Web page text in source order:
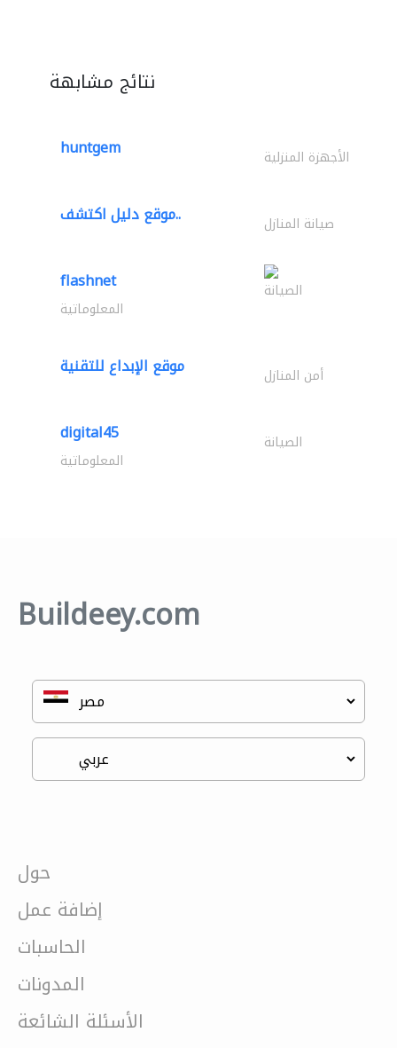
نتائج مشابهة
huntgem الأجهزة المنزلية
موقع دليل اكتشف.. صيانة المنازل
flashnet الصيانة
المعلوماتية
موقع الإبداع للتقنية أمن المنازل
digital45 الصيانة
المعلوماتية
Buildeey.com
حول
إضافة عمل
الحاسبات
المدونات
الأسئلة الشائعة